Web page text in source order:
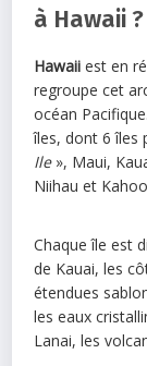
à Hawaii ?
Hawaii est en
regroupe cet
océan
îles, dont 6 îles
Ile», Maui,
Niihau et
Chaque île est
de Kauai, les
étendues
les eaux
Lanai, les